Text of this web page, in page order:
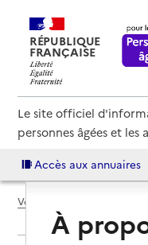
RÉPUBLIQUE
FRANÇAISE
Le site officiel
personnes âgées et les
Accès aux annuaires
Voir le fil d’Ariane
À